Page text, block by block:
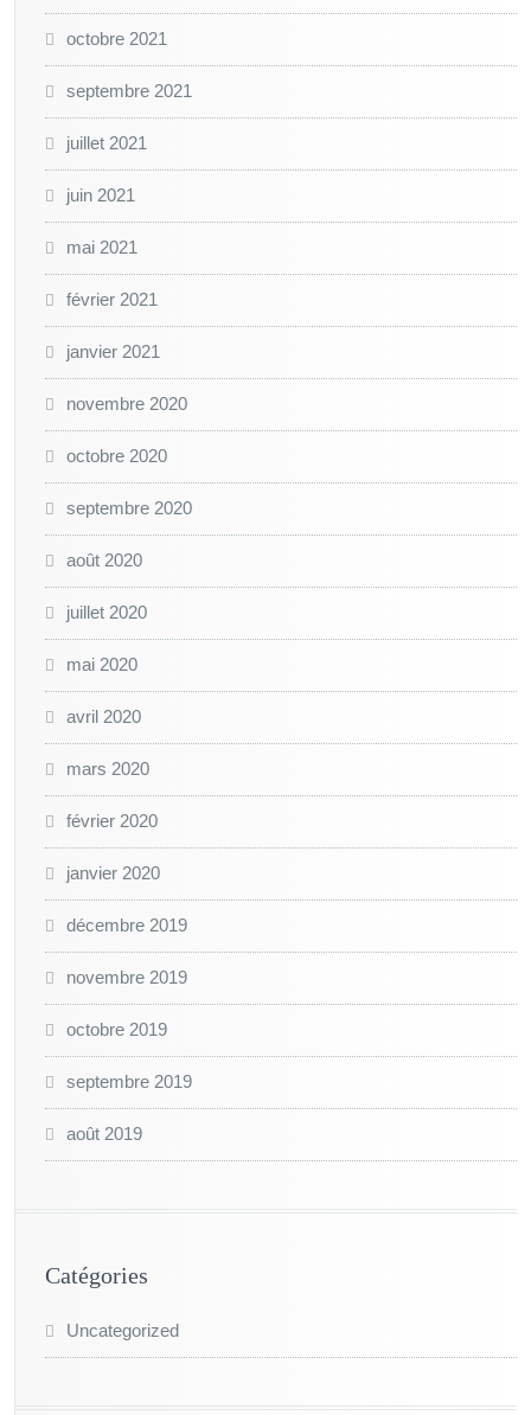
octobre 2021
septembre 2021
juillet 2021
juin 2021
mai 2021
février 2021
janvier 2021
novembre 2020
octobre 2020
septembre 2020
août 2020
juillet 2020
mai 2020
avril 2020
mars 2020
février 2020
janvier 2020
décembre 2019
novembre 2019
octobre 2019
septembre 2019
août 2019
Catégories
Uncategorized